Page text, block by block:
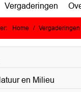
Vergaderingen
Home Vergaderingen
en Milieu